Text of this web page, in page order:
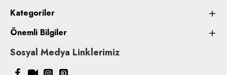
Kategoriler
Önemli Bilgiler
Sosyal Medya Linklerimiz